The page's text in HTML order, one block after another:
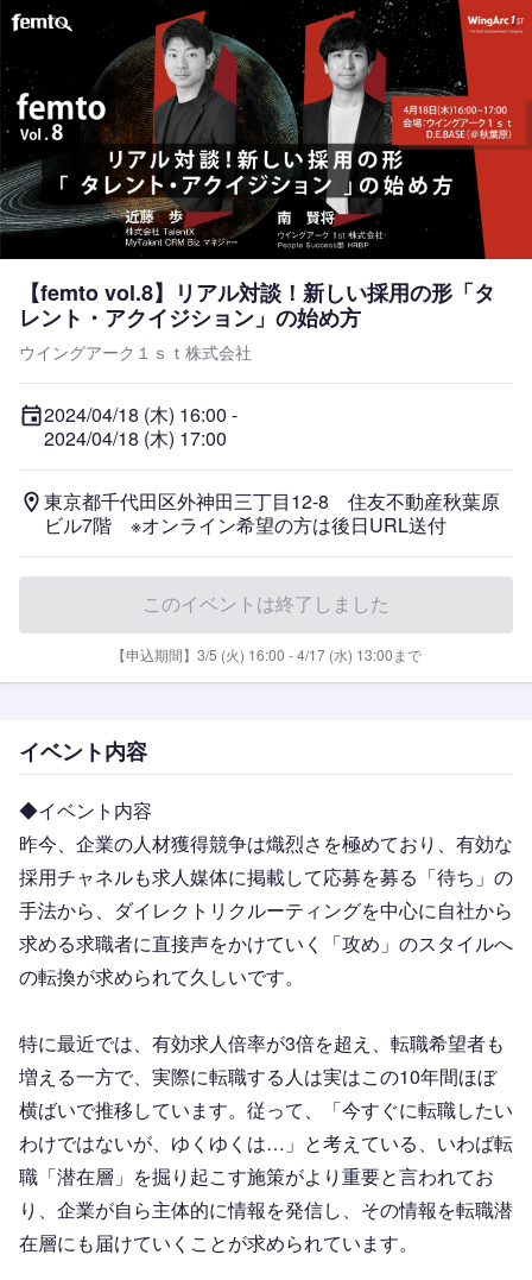
【femto vol.8】リアル対談！新しい採用の形「タ
レント・アクイジション」の始め方
ウイングアーク１ｓｔ株式会社
2024/04/18 (木) 16:00 -
2024/04/18 (木) 17:00
東京都千代田区外神田三丁目12-8　住友不動産秋葉原
ビル7階　※オンライン希望の方は後日URL送付
このイベントは終了しました
【申込期間】 3/5 (火) 16:00 - 4/17 (水) 13:00まで
イベント内容
◆イベント内容
昨今、企業の人材獲得競争は熾烈さを極めており、有効な
採用チャネルも求人媒体に掲載して応募を募る「待ち」の
手法から、ダイレクトリクルーティングを中心に自社から
求める求職者に直接声をかけていく「攻め」のスタイルへ
の転換が求められて久しいです。
特に最近では、有効求人倍率が3倍を超え、転職希望者も
増える一方で、実際に転職する人は実はこの10年間ほぼ
横ばいで推移しています。従って、「今すぐに転職したい
わけではないが、ゆくゆくは…」と考えている、いわば転
職「潜在層」を掘り起こす施策がより重要と言われてお
り、企業が自ら主体的に情報を発信し、その情報を転職潜
在層にも届けていくことが求められています。